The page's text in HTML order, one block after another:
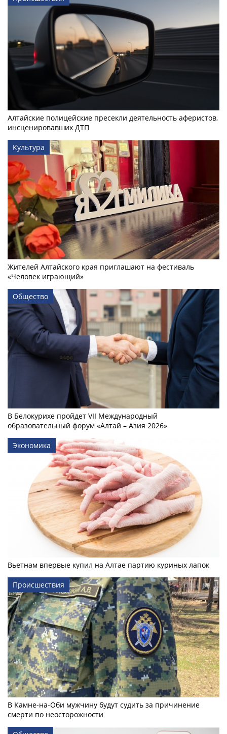
Алтайские полицейские пресекли деятельность аферистов,
инсценировавших ДТП
Культура
Жителей Алтайского края приглашают на фестиваль
«Человек играющий»
Общество
В Белокурихе пройдет VII Международный
образовательный форум «Алтай – Азия 2026»
Экономика
Вьетнам впервые купил на Алтае партию куриных лапок
Происшествия
В Камне-на-Оби мужчину будут судить за причинение
смерти по неосторожности